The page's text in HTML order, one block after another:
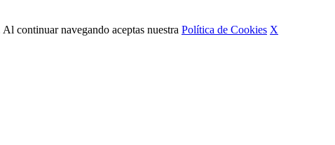
continuar navegando aceptas nuestra Política de Cookies X